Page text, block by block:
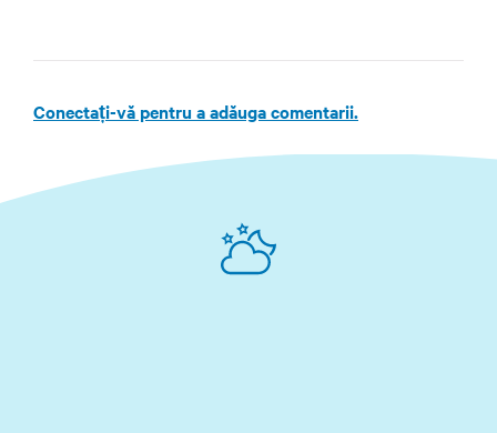
Conectați-vă pentru a adăuga comentarii.